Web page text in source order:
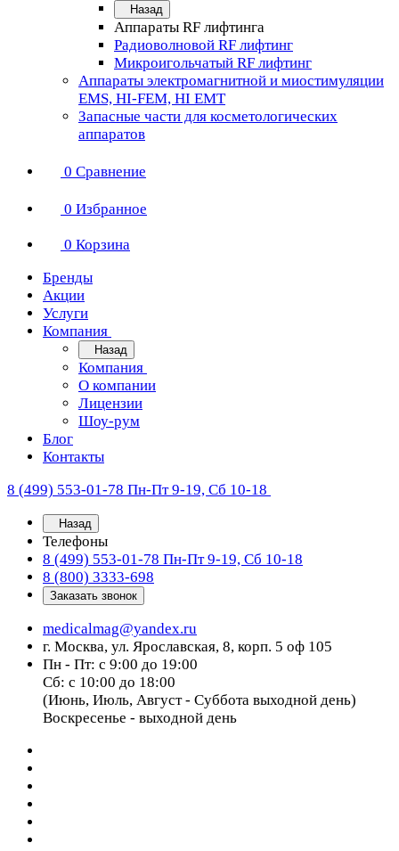
Назад
Аппараты RF лифтинга
Радиоволновой RF лифтинг
Микроигольчатый RF лифтинг
Аппараты электромагнитной и миостимуляции
EMS, HI-FEM, HI EMT
Запасные части для косметологических
аппаратов
0 Сравнение
0 Избранное
0 Корзина
Бренды
Акции
Услуги
Компания
Назад
Компания
О компании
Лицензии
Шоу-рум
Блог
Контакты
8 (499) 553-01-78 Пн-Пт 9-19, Сб 10-18
Назад
Телефоны
8 (499) 553-01-78 Пн-Пт 9-19, Сб 10-18
8 (800) 3333-698
Заказать звонок
medicalmag@yandex.ru
г. Москва, ул. Ярославская, 8, корп. 5 оф 105
Пн - Пт: с 9:00 до 19:00
Сб: с 10:00 до 18:00
(Июнь, Июль, Август - Суббота выходной день)
Воскресенье - выходной день